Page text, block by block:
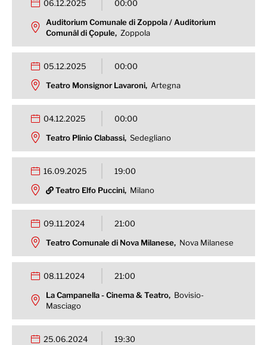
06.12.2025
Auditorium Comunale di Zoppola / Auditorium
Comunâl di Çopule, Zoppola
00:00
05.12.2025
Teatro Monsignor Lavaroni, Artegna
00:00
04.12.2025
Teatro Plinio Clabassi, Sedegliano
00:00
16.09.2025
Teatro Elfo Puccini, Milano
19:00
09.11.2024
Teatro Comunale di Nova Milanese, Nova Milanese
21:00
08.11.2024
La Campanella - Cinema & Teatro, Bovisio-
Masciago
21:00
25.06.2024
19:30